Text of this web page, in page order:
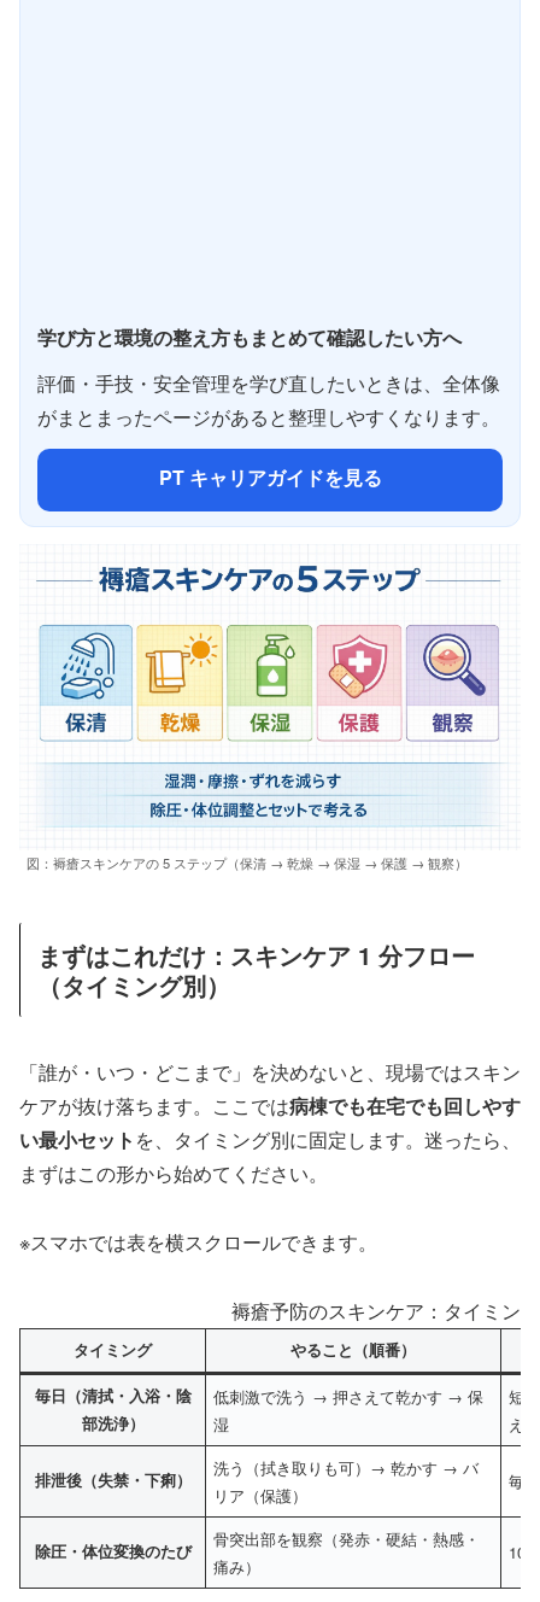
学び方と環境の整え方もまとめて確認したい方へ
評価・手技・安全管理を学び直したいときは、全体像
がまとまったページがあると整理しやすくなります。
PT キャリアガイドを見る
図：褥瘡スキンケアの 5 ステップ（保清 → 乾燥 → 保湿 → 保護 → 観察）
まずはこれだけ：スキンケア 1 分フロー
（タイミング別）
「誰が・いつ・どこまで」を決めないと、現場ではスキン
ケアが抜け落ちます。ここでは病棟でも在宅でも回しやす
い最小セット を、タイミング別に固定します。迷ったら、
まずはこの形から始めてください。
※スマホでは表を横スクロールできます。
褥瘡予防のスキンケア：タイミン
タイミング やること（順番）
毎日（清拭・入浴・陰
部洗浄）
低刺激で洗う → 押さえて乾かす → 保
湿
短
える
排泄後（失禁・下痢）
洗う（拭き取りも可）→ 乾かす → バ
リア（保護）
毎回
除圧・体位変換のたび
骨突出部を観察（発赤・硬結・熱感・
痛み）
10